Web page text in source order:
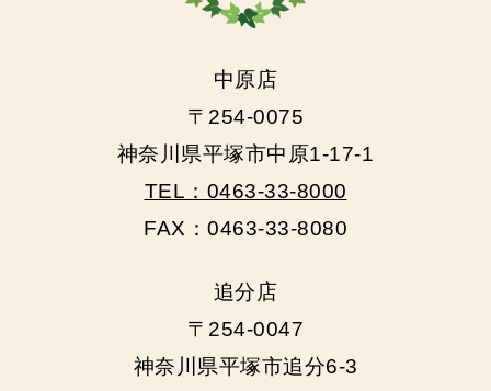
中原店
〒254-0075
神奈川県平塚市中原1-17-1
TEL：0463-33-8000
FAX：0463-33-8080
追分店
〒254-0047
神奈川県平塚市追分6-3